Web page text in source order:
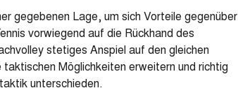
gegebenen Lage, um sich Vorteile gegenüber
vorwiegend auf die Rückhand des
stetiges Anspiel auf den gleichen
Möglichkeiten erweitern und richtig
unterschieden.